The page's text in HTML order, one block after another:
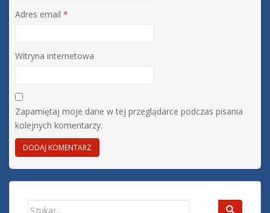
Adres email *
Witryna internetowa
Zapamiętaj moje dane w tej przeglądarce podczas pisania
kolejnych komentarzy.
Search